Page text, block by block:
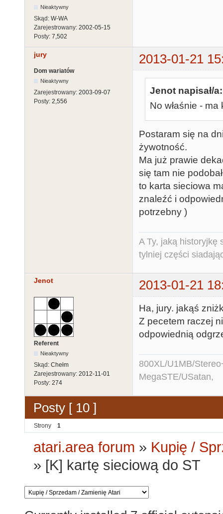
Nieaktywny
Skąd: W-WA
Zarejestrowany: 2002-05-15
Posty: 7,502
jury 2013-01-21
Dom wariatów
Nieaktywny
Zarejestrowany: 2003-09-07
Posty: 2,556
Jenot napisał/a:
No właśnie -
Postaram się na
żywotność.
Ma już prawie
się tam nie
to karta sieciowa
znaleźć i
potrzebny )
A Ty, jaką historyjkę
tylniej części
Jenot 2013-01-21
Referent
Nieaktywny
Skąd: Chełm
Zarejestrowany: 2012-11-01
Posty: 274
Ha, jury. jakąś
Z pecetem raczej
odpowiednią
800XL/U1MB/
MegaSTE/USatan,
Posty [ 10 ]
Strony 1
atari.area forum » Kupię /
» [K] kartę sieciową do ST